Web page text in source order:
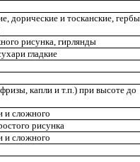
дорические и тосканские,
рисунка, гирлянды
гладкие
капли и т.п.) при высоте до
и сложного
рисунка
и сложного